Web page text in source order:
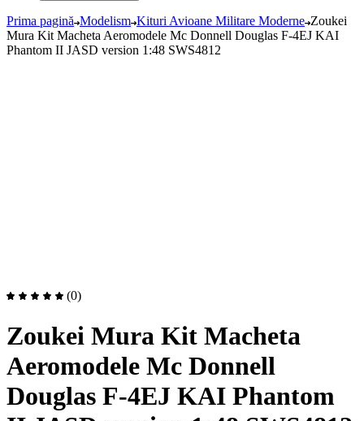
Prima pagină Modelism Kituri Avioane Militare Moderne Zoukei
Mura Kit Macheta Aeromodele Mc Donnell Douglas F-4EJ KAI
Phantom II JASD version 1:48 SWS4812
(0)
Zoukei Mura Kit Macheta
Aeromodele Mc Donnell
Douglas F-4EJ KAI Phantom